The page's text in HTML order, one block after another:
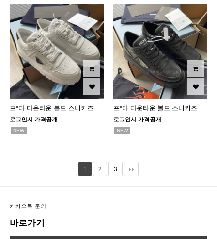
프*다 다운타운 볼드 스니커즈
로그인시 가격공개
NEW
프*다 다운타운 볼드 스니커즈
로그인시 가격공개
NEW
1 2 3
카카오톡 문의
바로가기